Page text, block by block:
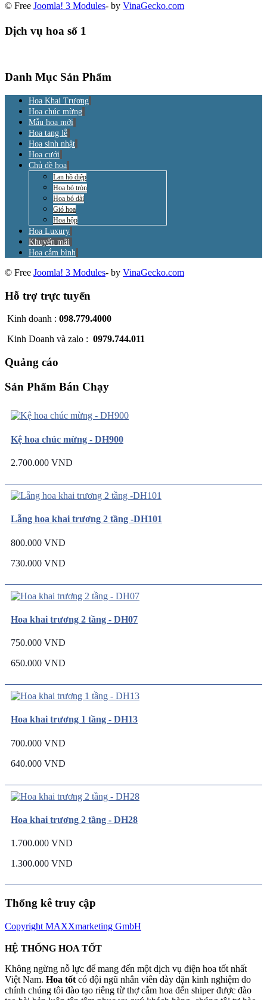
© Free Joomla! 3 Modules- by VinaGecko.com
Dịch vụ hoa số 1
Danh Mục Sản Phẩm
Hoa Khai Trương
Hoa chúc mừng
Mẫu hoa mới
Hoa tang lễ
Hoa sinh nhật
Hoa cưới
Chủ đề hoa
Lan hồ điệp
Hoa bó tròn
Hoa bó dài
Giỏ hoa
Hoa hộp
Hoa Luxury
Khuyến mãi
Hoa cắm bình
© Free Joomla! 3 Modules- by VinaGecko.com
Hỗ trợ trực tuyến
Kinh doanh : 098.779.4000
Kinh Doanh và zalo : 0979.744.011
Quảng cáo
Sản Phẩm Bán Chạy
Kệ hoa chúc mừng - DH900
2.700.000 VND
Lẵng hoa khai trương 2 tầng -DH101
800.000 VND
730.000 VND
Hoa khai trương 2 tầng - DH07
750.000 VND
650.000 VND
Hoa khai trương 1 tầng - DH13
700.000 VND
640.000 VND
Hoa khai trương 2 tầng - DH28
1.700.000 VND
1.300.000 VND
Thống kê truy cập
Copyright MAXXmarketing GmbH
HỆ THỐNG HOA TỐT
Không ngừng nỗ lực để mang đến một dịch vụ điện hoa tốt nhất
Việt Nam. Hoa tốt có đội ngũ nhân viên dày dặn kinh nghiệm do
chính chúng tôi đào tạo riêng từ thợ cắm hoa đến shiper được đào